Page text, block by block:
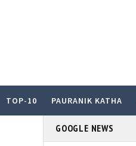
TOP-10 PAURANIK KATHA
GOOGLE NEWS